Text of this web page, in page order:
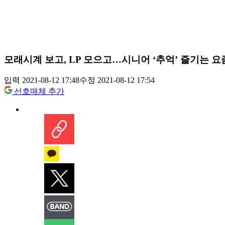
모래시계 보고, LP 모으고…시니어 ‘추억’ 즐기는 요
입력 2021-08-12 17:48수정 2021-08-12 17:54
선호매체 추가